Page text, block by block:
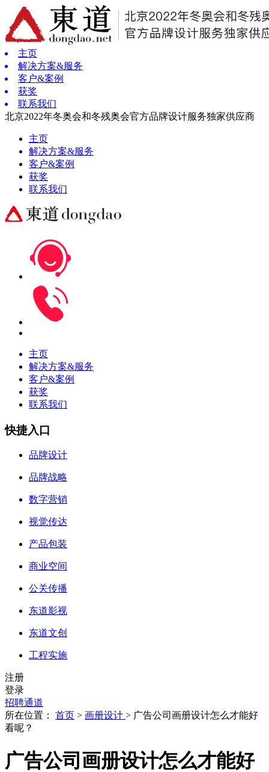
主页
解决方案&服务
客户&案例
获奖
联系我们
北京2022年冬奥会和冬残奥会官方品牌设计服务独家供应商
主页
解决方案&服务
客户&案例
获奖
联系我们
主页
解决方案&服务
客户&案例
获奖
联系我们
快捷入口
品牌设计
品牌战略
数字营销
视觉传达
产品包装
商业空间
公关传播
东道影视
东道文创
工程实施
注册
登录
招聘通道
所在位置： 首页 > 画册设计 > 广告公司画册设计怎么才能好
看呢？
广告公司画册设计怎么才能好